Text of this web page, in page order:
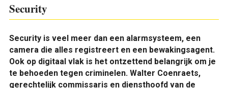
Security
Security is veel meer dan een alarmsysteem, een
camera die alles registreert en een bewakingsagent.
Ook op digitaal vlak is het ontzettend belangrijk om je
te behoeden tegen criminelen. Walter Coenraets,
gerechtelijk commissaris en diensthoofd van de